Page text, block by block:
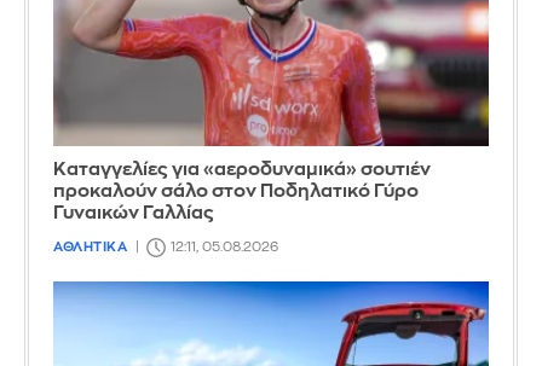
Καταγγελίες για «αεροδυναμικά» σουτιέν
προκαλούν σάλο στον Ποδηλατικό Γύρο
Γυναικών Γαλλίας
ΑΘΛΗΤΙΚΑ 12:11, 05.08.2026